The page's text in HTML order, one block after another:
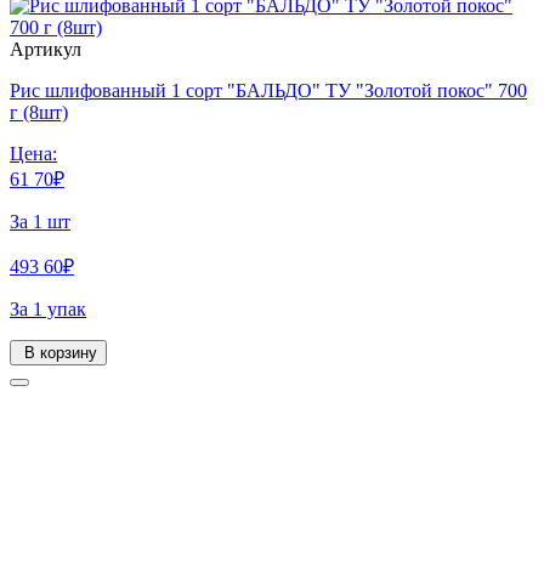
Артикул
Рис шлифованный 1 сорт "БАЛЬДО" ТУ "Золотой покос" 700
г (8шт)
Цена:
61 70₽
За 1 шт
493 60₽
За 1 упак
В корзину